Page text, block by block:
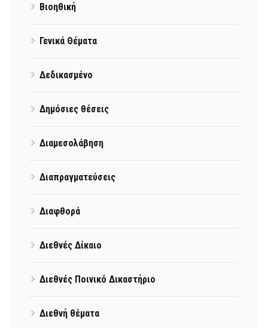
Βιοηθική
Γενικά Θέματα
Δεδικασμένο
Δημόσιες θέσεις
Διαμεσολάβηση
Διαπραγματεύσεις
Διαφθορά
Διεθνές Δίκαιο
Διεθνές Ποινικό Δικαστήριο
Διεθνή θέματα